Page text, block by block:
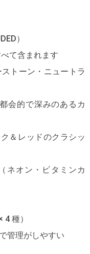
）
て含まれます
トーン・ニュートラ
会的で深みのあるカ
＆レッドのクラシッ
ネオン・ビタミンカ
種）
管理がしやすい